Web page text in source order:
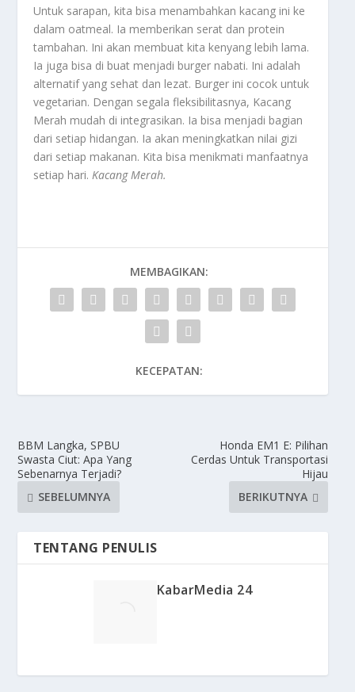
Untuk sarapan, kita bisa menambahkan kacang ini ke
dalam oatmeal. Ia memberikan serat dan protein
tambahan. Ini akan membuat kita kenyang lebih lama.
Ia juga bisa di buat menjadi burger nabati. Ini adalah
alternatif yang sehat dan lezat. Burger ini cocok untuk
vegetarian. Dengan segala fleksibilitasnya, Kacang
Merah mudah di integrasikan. Ia bisa menjadi bagian
dari setiap hidangan. Ia akan meningkatkan nilai gizi
dari setiap makanan. Kita bisa menikmati manfaatnya
setiap hari.Kacang Merah.
MEMBAGIKAN:
KECEPATAN:
BBM Langka, SPBU
Swasta Ciut: Apa Yang
Sebenarnya Terjadi?
SEBELUMNYA
Honda EM1 E: Pilihan
Cerdas Untuk Transportasi
Hijau
BERIKUTNYA
TENTANG PENULIS
KabarMedia 24